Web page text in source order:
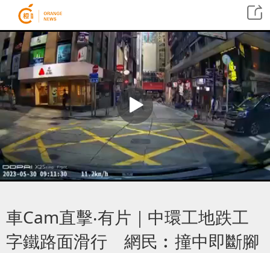
車Cam直擊‧有片｜中環工地跌工
字鐵路面滑行 網民︰撞中即斷腳